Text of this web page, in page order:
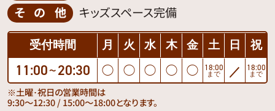
その他
キッズスペース完備
受付時間 月 火 水 木 金 土 日 祝
11:00 〜 20:30 ◯ ◯ ◯ ◯ ◯ 18:00
まで ／ 18:00
まで
※土曜･祝日の営業時間は
9:30〜12:30 / 15:00〜18:00となります。